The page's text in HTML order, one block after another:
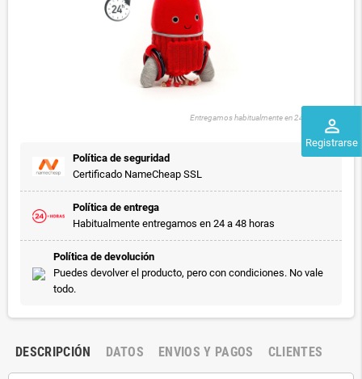
perm_identity
Registrarse
Entregamos habitualmente en 24 a 48 horas
Política de seguridad
Certificado NameCheap SSL
Política de entrega
Habitualmente entregamos en 24 a 48 horas
Política de devolución
Puedes devolver el producto, pero con condiciones. No vale
todo.
DESCRIPCIÓN DATOS ENVIOS Y PAGOS CLIENTES